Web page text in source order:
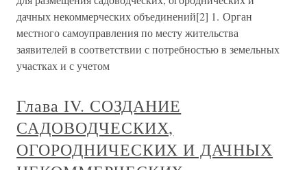
дачных некоммерческих объединений[2] 1. Орган
местного самоуправления по месту жительства
заявителей в соответствии с потребностью в земельных
участках и с учетом
Глава IV. СОЗДАНИЕ
САДОВОДЧЕСКИХ,
ОГОРОДНИЧЕСКИХ И ДАЧНЫХ